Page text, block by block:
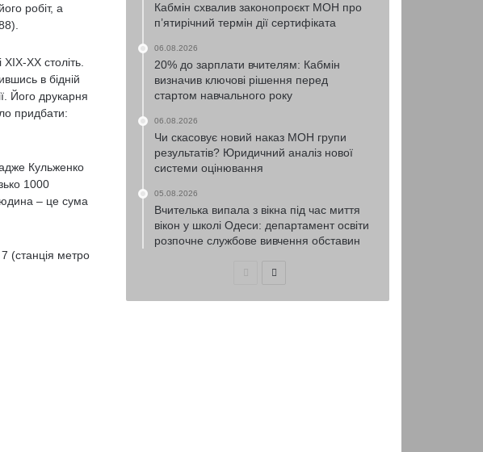
робіт, а
ХХ століть.
в бідній
Його друкарня
придбати:
адже Кульженко
1000
– це сума
(станція метро
Кабмін схвалив законопроєкт МОН про
п’ятирічний термін дії сертифіката
06.08.2026
20% до зарплати вчителям: Кабмін
визначив ключові рішення перед
стартом навчального року
06.08.2026
Чи скасовує новий наказ МОН групи
результатів? Юридичний аналіз нової
системи оцінювання
05.08.2026
Вчителька випала з вікна під час миття
вікон у школі Одеси: департамент освіти
розпочне службове вивчення обставин
ПопередняНаступна